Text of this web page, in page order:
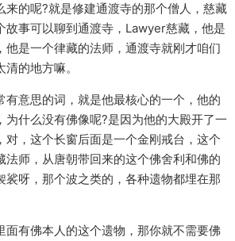
来的呢?就是修建通渡寺的那个僧人，慈藏
故事可以聊到通渡寺，Lawyer慈藏，他是
他是一个律藏的法师，通渡寺就刚才咱们
的地方嘛。
有意思的词，就是他最核心的一个，他的
为什么没有佛像呢?是因为他的大殿开了一
对，这个长窗后面是一个金刚戒台，这个
法师，从唐朝带回来的这个佛舍利和佛的
裟呀，那个波之类的，各种遗物都埋在那
面有佛本人的这个遗物，那你就不需要佛